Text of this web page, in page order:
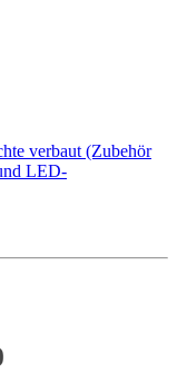
verbaut (Zubehör
LED-